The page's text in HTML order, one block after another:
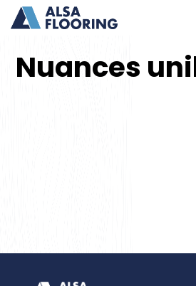
Nuances